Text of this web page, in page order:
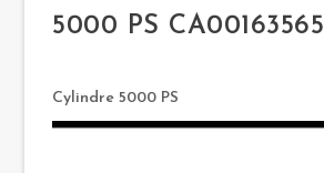
5000 PS CA00163565
Cylindre 5000 PS